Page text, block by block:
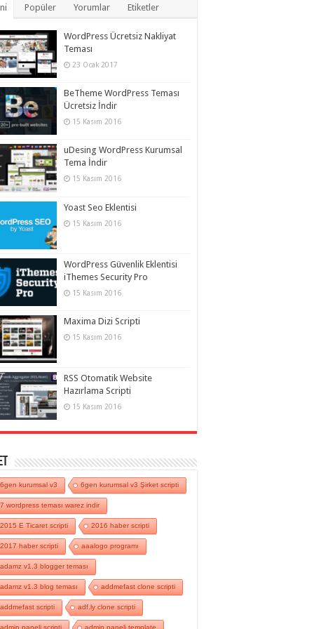
Popüler Yorumlar Etiketler
WordPress Ücretsiz Nakliyat
Teması
23 Ocak 2017
BeTheme WordPress Teması
Ücretsiz İndir
15 Kasım 2016
uDesing WordPress Kurumsal
Tema İndir
15 Kasım 2016
Yoast Seo Eklentisi
15 Kasım 2016
WordPress Güvenlik Eklentisi
iThemes Security Pro
15 Kasım 2016
Maxima Dizi Scripti
15 Kasım 2016
RSS Otomatik Website
Hazırlama Scripti
15 Kasım 2016
6gen kurumsal v3 6gen kurumsal v3 Şirket scripti
7 wordpress teması warez indir
2015 E Ticaret scripti 2016 haber scripti
2017 haber scripti aaalogo programı
adamz v1.3 blogger teması
adamz v1.3 blog teması addmefast clone scripti
addmefast scripti adf.ly clone scripti
admin paneli scripti admin paneli template